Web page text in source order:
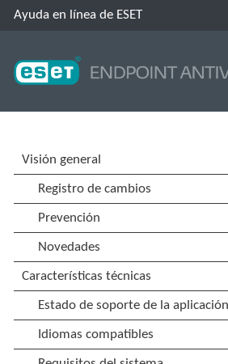
Ayuda en línea de ESET